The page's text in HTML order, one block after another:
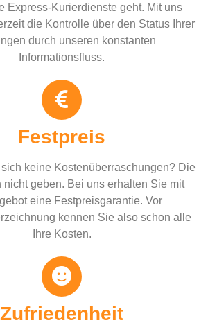
Express-Kurierdienste geht. Mit uns
die Kontrolle über den Status Ihrer
durch unseren konstanten
Informationsfluss.
Festpreis
keine Kostenüberraschungen? Die
nicht geben. Bei uns erhalten Sie mit
eine Festpreisgarantie. Vor
kennen Sie also schon alle
Ihre Kosten.
Zufriedenheit